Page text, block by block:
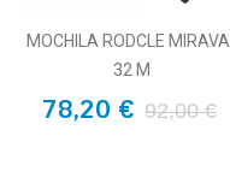
MOCHILA RODCLE MIRAVAL
32 M
78,20 € 92,00 €